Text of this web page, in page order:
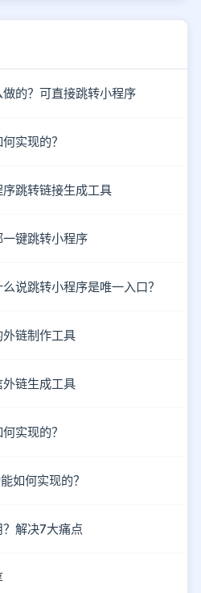
的？可直接跳转小程序
实现的？
跳转链接生成工具
键跳转小程序
说跳转小程序是唯一入口？
链制作工具
链生成工具
实现的？
如何实现的？
解决7大痛点